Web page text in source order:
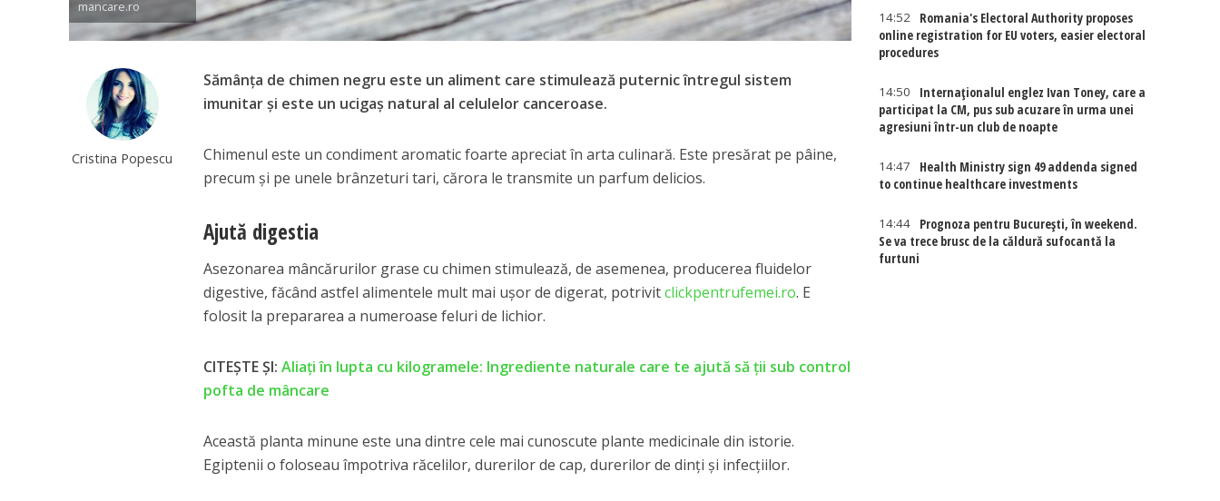
mancare.ro
Cristina Popescu
Sămânța de chimen negru este un aliment care stimulează puternic întregul sistem
imunitar și este un ucigaș natural al celulelor canceroase.
Chimenul este un condiment aromatic foarte apreciat în arta culinară. Este presărat pe pâine,
precum și pe unele brânzeturi tari, cărora le transmite un parfum delicios.
Ajută digestia
Asezonarea mâncărurilor grase cu chimen stimulează, de asemenea, producerea fluidelor
digestive, făcând astfel alimentele mult mai ușor de digerat, potrivitclickpentrufemei.ro. E
folosit la prepararea a numeroase feluri de lichior.
CITEȘTE ȘI:Aliaţi în lupta cu kilogramele: Ingrediente naturale care te ajută să ţii sub control
pofta de mâncare
Această planta minune este una dintre cele mai cunoscute plante medicinale din istorie.
Egiptenii o foloseau împotriva răcelilor, durerilor de cap, durerilor de dinți și infecțiilor.
14:52
Romania's Electoral Authority proposes
online registration for EU voters, easier electoral
procedures
14:50
Internaţionalul englez Ivan Toney, care a
participat la CM, pus sub acuzare în urma unei
agresiuni într-un club de noapte
14:47
Health Ministry sign 49 addenda signed
to continue healthcare investments
14:44
Prognoza pentru București, în weekend.
Se va trece brusc de la căldură sufocantă la
furtuni